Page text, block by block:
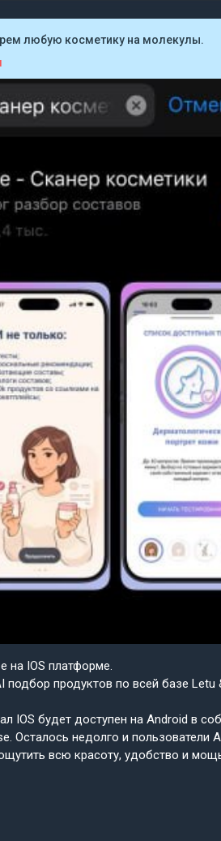
любую косметику на молекулы.
на IOS платформе.
подбор продуктов по всей базе Letu
IOS будет доступен на Android в
Осталось недолго и пользователи
всю красоту, удобство и